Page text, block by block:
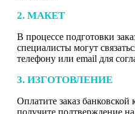
2. МАКЕТ
В процессе подготовки
специалисты могут
телефону или email для
3. ИЗГОТОВЛЕНИЕ
Оплатите заказ
получите подтверждение